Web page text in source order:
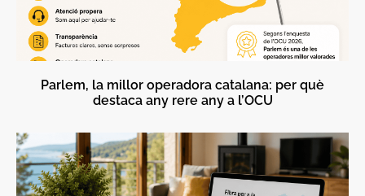
Parlem, la millor operadora catalana: per què
destaca any rere any a l’OCU